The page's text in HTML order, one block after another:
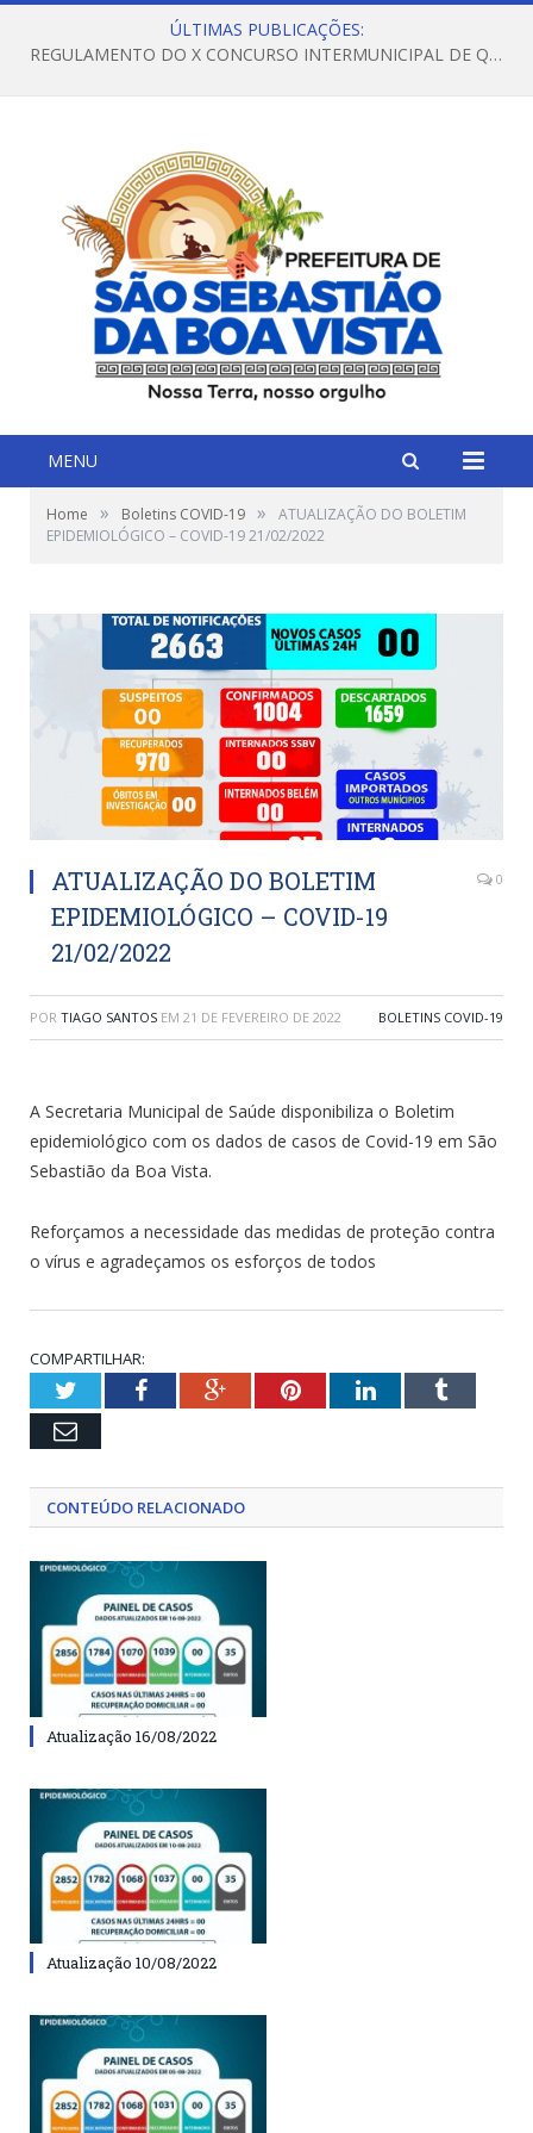
ÚLTIMAS PUBLICAÇÕES:
REGULAMENTO DO X CONCURSO INTERMUNICIPAL DE QUADRILHAS JUNINAS – 2026 – ARRAIÁ DA VENEZA
MENU
Home » Boletins COVID-19 »
ATUALIZAÇÃO DO BOLETIM
EPIDEMIOLÓGICO – COVID-19 21/02/2022
ATUALIZAÇÃO DO BOLETIM
EPIDEMIOLÓGICO – COVID-19
21/02/2022
0
POR TIAGO SANTOS EM 21 DE FEVEREIRO DE 2022 BOLETINS COVID-19
A Secretaria Municipal de Saúde disponibiliza o Boletim
epidemiológico com os dados de casos de Covid-19 em São
Sebastião da Boa Vista.
Reforçamos a necessidade das medidas de proteção contra
o vírus e agradeçamos os esforços de todos
COMPARTILHAR:
TwitterFacebookGoogle+PinterestLinkedInTumblr
Email
CONTEÚDO RELACIONADO
Atualização 16/08/2022
Atualização 10/08/2022